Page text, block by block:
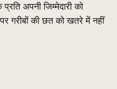
अपनी जिम्मेदारी को
गरीबों की छत को खतरे में नहीं